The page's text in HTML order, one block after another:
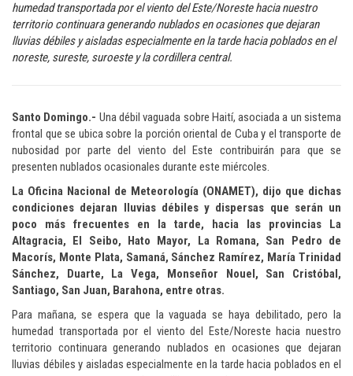
humedad transportada por el viento del Este/Noreste hacia nuestro
territorio continuara generando nublados en ocasiones que dejaran
lluvias débiles y aisladas especialmente en la tarde hacia poblados en el
noreste, sureste, suroeste y la cordillera central.
Santo Domingo.- Una débil vaguada sobre Haití, asociada a un sistema
frontal que se ubica sobre la porción oriental de Cuba y el transporte de
nubosidad por parte del viento del Este contribuirán para que se
presenten nublados ocasionales durante este miércoles.
La Oficina Nacional de Meteorología (ONAMET), dijo que dichas
condiciones dejaran lluvias débiles y dispersas que serán un
poco más frecuentes en la tarde, hacia las provincias La
Altagracia, El Seibo, Hato Mayor, La Romana, San Pedro de
Macorís, Monte Plata, Samaná, Sánchez Ramírez, María Trinidad
Sánchez, Duarte, La Vega, Monseñor Nouel, San Cristóbal,
Santiago, San Juan, Barahona, entre otras.
Para mañana, se espera que la vaguada se haya debilitado, pero la
humedad transportada por el viento del Este/Noreste hacia nuestro
territorio continuara generando nublados en ocasiones que dejaran
lluvias débiles y aisladas especialmente en la tarde hacia poblados en el